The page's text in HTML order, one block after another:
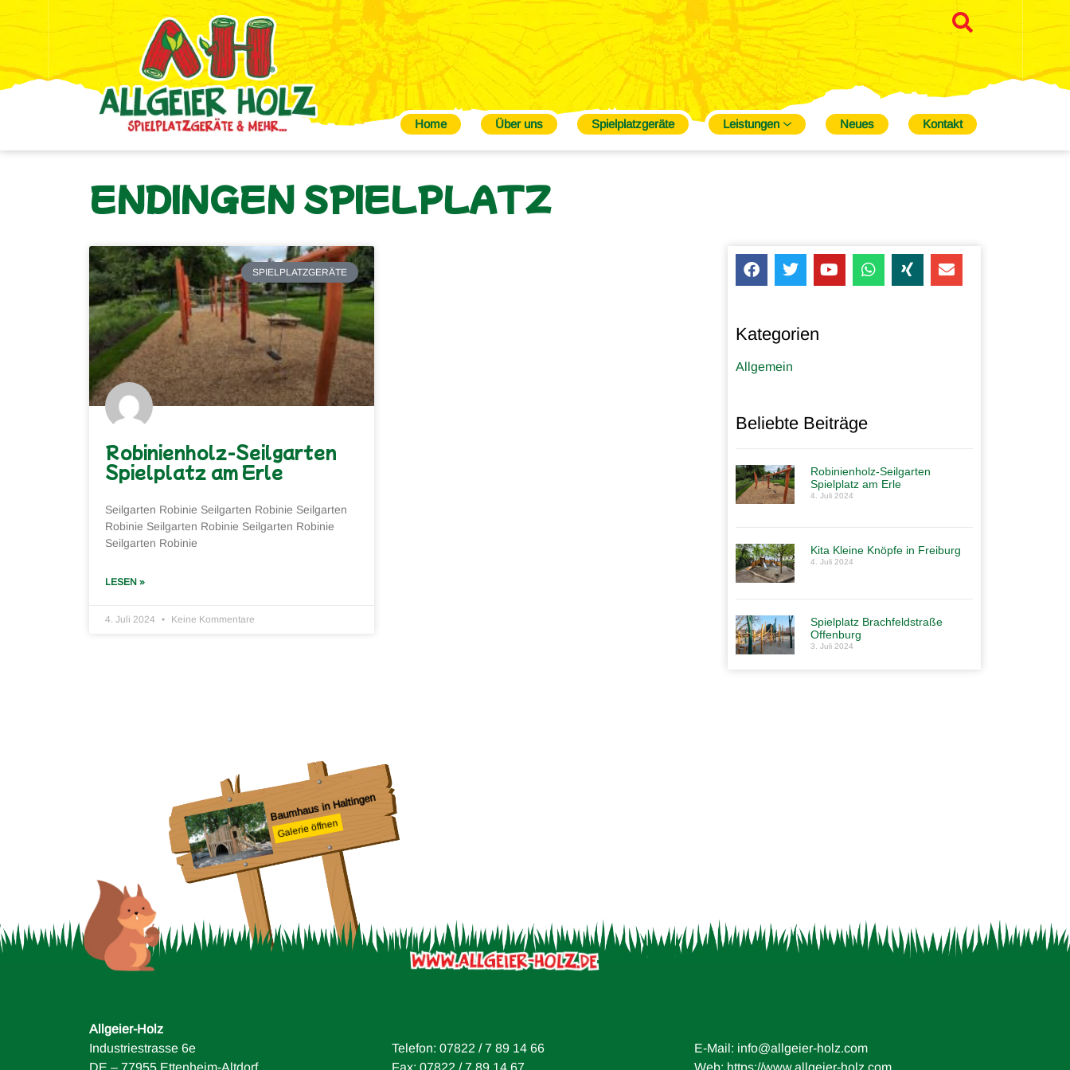
Home Über uns Spielplatzgeräte Leistungen Neues Kontakt
ENDINGEN SPIELPLATZ
SPIELPLATZGERÄTE
Robinienholz-Seilgarten
Spielplatz am Erle
Seilgarten Robinie Seilgarten Robinie Seilgarten
Robinie Seilgarten Robinie Seilgarten Robinie
Seilgarten Robinie
LESEN »
4. Juli 2024 Keine Kommentare
Kategorien
Allgemein
Beliebte Beiträge
Robinienholz-Seilgarten
Spielplatz am Erle
4. Juli 2024
Kita Kleine Knöpfe in Freiburg
4. Juli 2024
Spielplatz Brachfeldstraße
Offenburg
3. Juli 2024
Galerie öffnen
Baumhaus in Haltingen
Galerie öffnen
Allgeier-Holz
Industriestrasse 6e
Telefon: 07822 / 7 89 14 66
E-Mail: info@allgeier-holz.com